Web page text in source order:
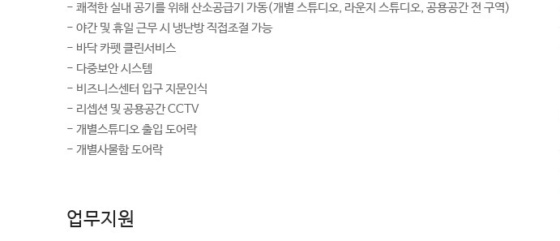
- 쾌적한 실내 공기를 위해 산소공급기 가동(개별 스튜디오, 라운지 스튜디오, 공용공간 전 구역)
- 야간 및 휴일 근무 시 냉난방 직접조절 가능
- 바닥 카펫 클린서비스
- 다중보안 시스템
- 비즈니스센터 입구 지문인식
- 리셉션 및 공용공간 CCTV
- 개별스튜디오 출입 도어락
- 개별사물함 도어락
업무지원